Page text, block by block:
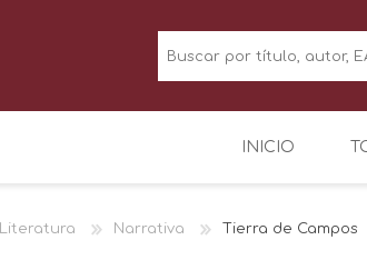
INICIO
Literatura Narrativa Tierra de Campos